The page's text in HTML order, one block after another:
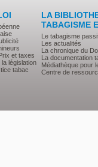
et taxes
législation
tabac
LA
TABAGISME
Le tabagisme
Les actualités
La chronique du
La documentation
Médiathèque pour
Centre de